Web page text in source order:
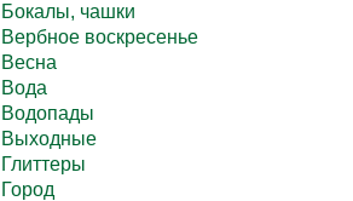
Бокалы, чашки
Вербное воскресенье
Весна
Вода
Водопады
Выходные
Глиттеры
Город